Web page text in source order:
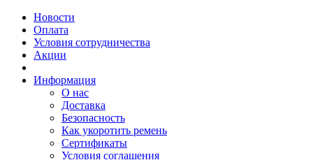
Новости
Оплата
Условия сотрудничества
Акции
Информация
О нас
Доставка
Безопасность
Как укоротить ремень
Сертификаты
Условия соглашения